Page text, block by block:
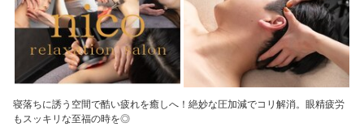
寝落ちに誘う空間で酷い疲れを癒しへ！絶妙な圧加減でコリ解消。眼精疲労
もスッキリな至福の時を◎